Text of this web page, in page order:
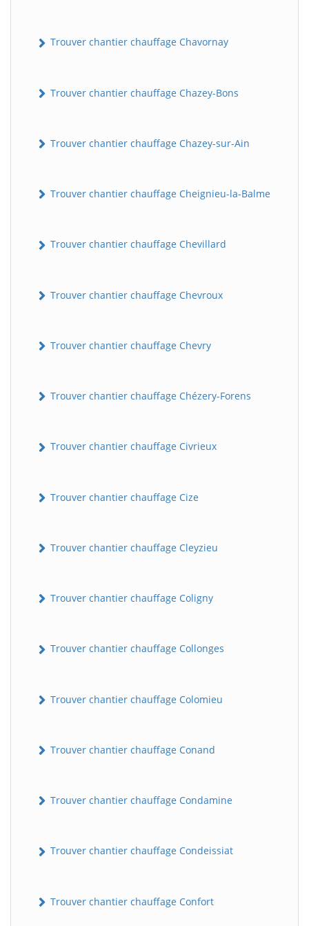
Trouver chantier chauffage Chavornay
Trouver chantier chauffage Chazey-Bons
Trouver chantier chauffage Chazey-sur-Ain
Trouver chantier chauffage Cheignieu-la-Balme
Trouver chantier chauffage Chevillard
Trouver chantier chauffage Chevroux
Trouver chantier chauffage Chevry
Trouver chantier chauffage Chézery-Forens
Trouver chantier chauffage Civrieux
Trouver chantier chauffage Cize
Trouver chantier chauffage Cleyzieu
Trouver chantier chauffage Coligny
Trouver chantier chauffage Collonges
Trouver chantier chauffage Colomieu
Trouver chantier chauffage Conand
Trouver chantier chauffage Condamine
Trouver chantier chauffage Condeissiat
Trouver chantier chauffage Confort
Assistant en ligne